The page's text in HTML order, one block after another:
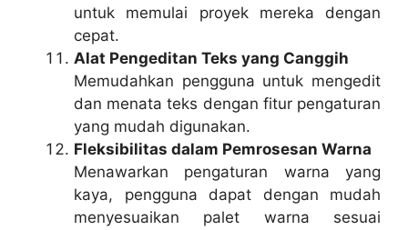
untuk memulai proyek mereka dengan
cepat.
Alat Pengeditan Teks yang Canggih
Memudahkan pengguna untuk mengedit
dan menata teks dengan fitur pengaturan
yang mudah digunakan.
Fleksibilitas dalam Pemrosesan Warna
Menawarkan pengaturan warna yang
kaya, pengguna dapat dengan mudah
menyesuaikan palet warna sesuai